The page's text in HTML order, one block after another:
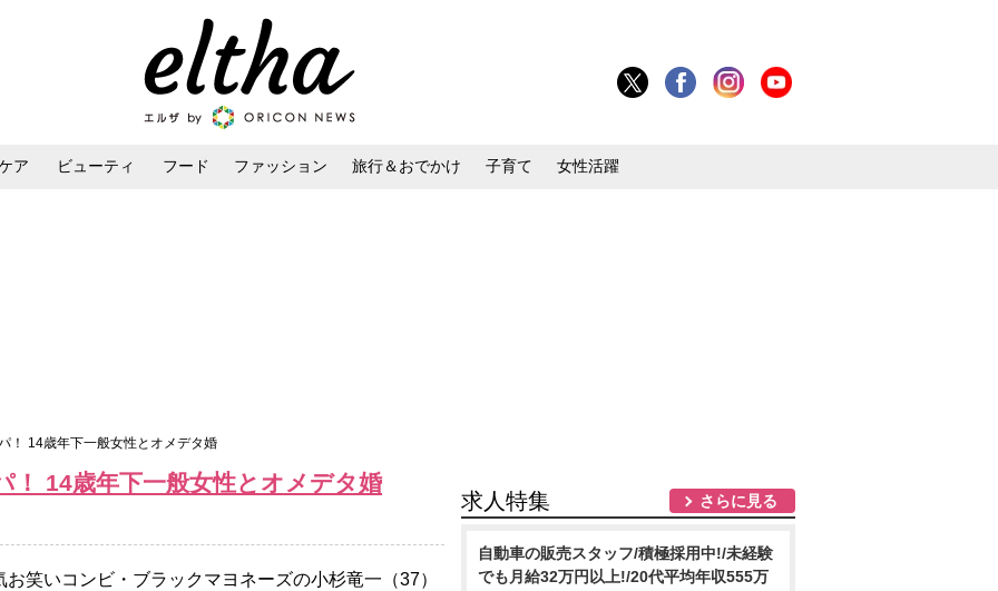
ア ビューティ フード ファッション 旅行＆おでかけ 子育て 女性活躍
！ 14歳年下一般女性とオメデタ婚
！ 14歳年下一般女性とオメデタ婚
笑いコンビ・ブラックマヨネーズの小杉竜一（37）
求人特集 さらに見る
自動車の販売スタッフ/積極採用中!/未経験
でも月給32万円以上!/20代平均年収555万